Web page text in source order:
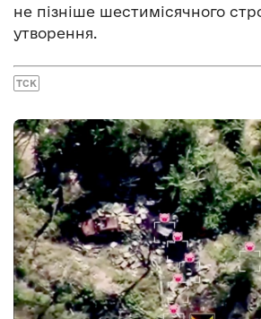
не пізніше шестимісячного
утворення.
ТСК